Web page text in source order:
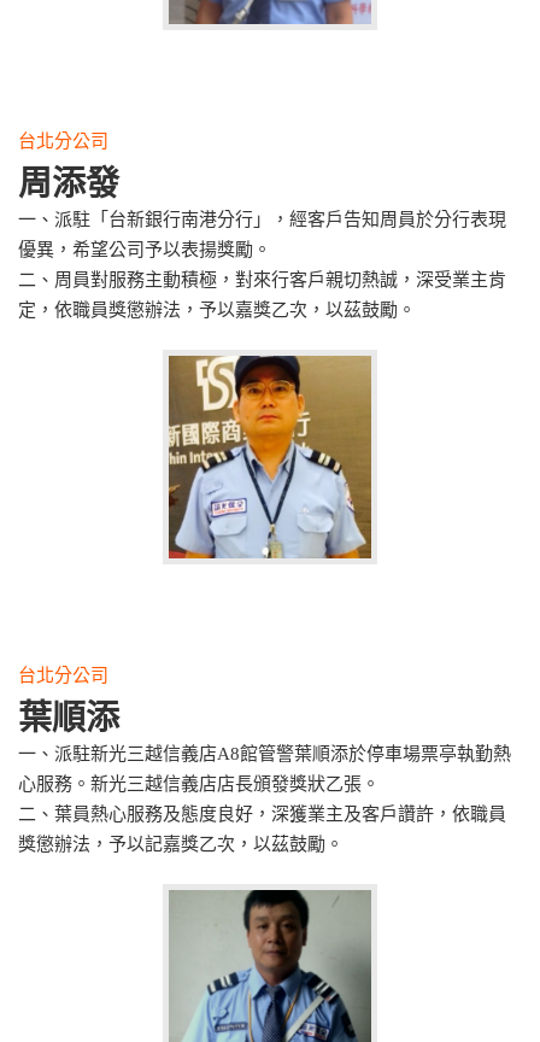
台北分公司
周添發
一、派駐「台新銀行南港分行」，經客戶告知周員於分行表現
優異，希望公司予以表揚獎勵。
二、周員對服務主動積極，對來行客戶親切熱誠，深受業主肯
定，依職員獎懲辦法，予以嘉獎乙次，以茲鼓勵。
台北分公司
葉順添
一、派駐新光三越信義店A8館管警葉順添於停車場票亭執勤熱
心服務。新光三越信義店店長頒發獎狀乙張。
二、葉員熱心服務及態度良好，深獲業主及客戶讚許，依職員
獎懲辦法，予以記嘉獎乙次，以茲鼓勵。